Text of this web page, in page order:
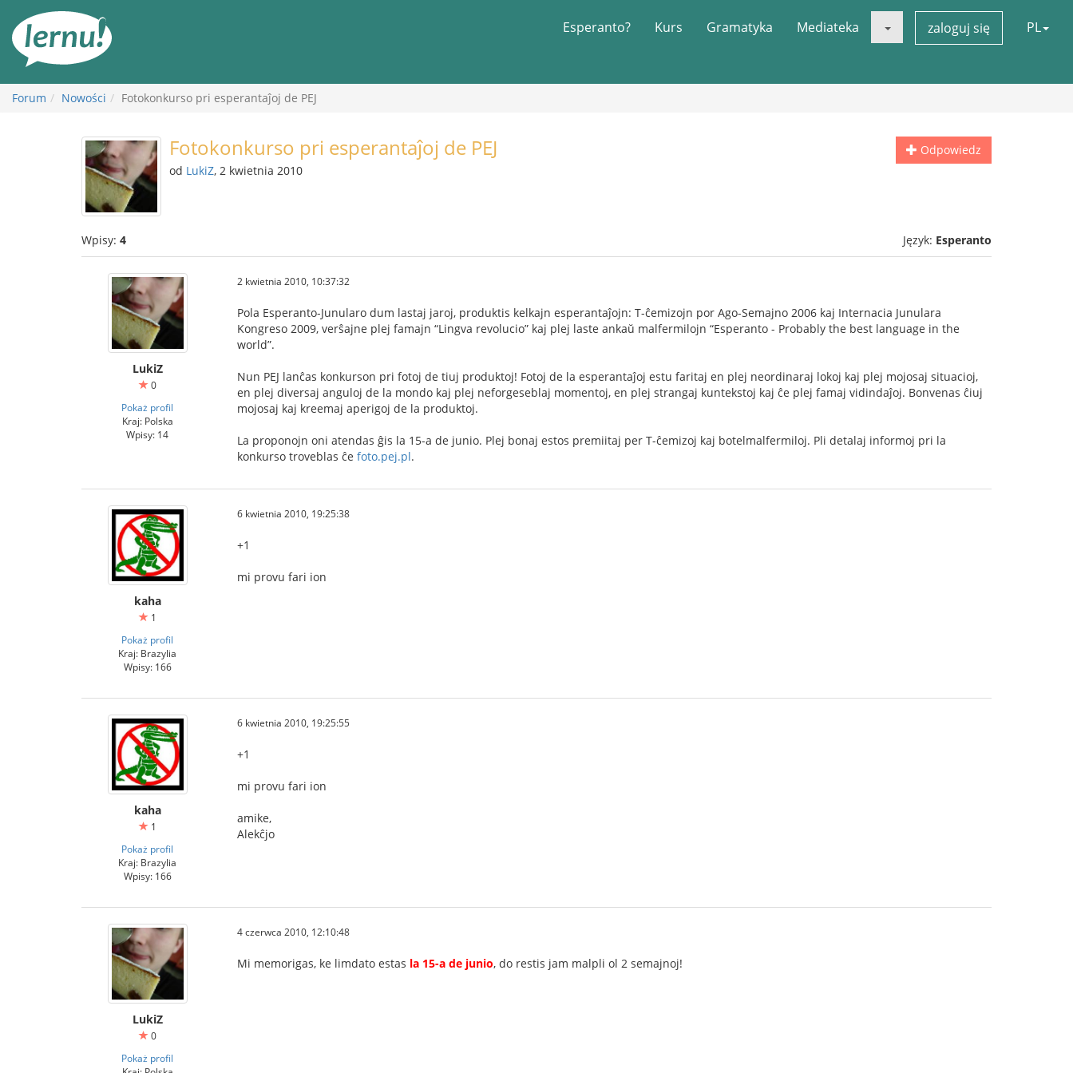
Esperanto? Kurs Gramatyka Mediateka zaloguj się PL
Forum Nowości Fotokonkurso pri esperantaĵoj de PEJ
Odpowiedz
Fotokonkurso pri esperantaĵoj de PEJ
od LukiZ, 2 kwietnia 2010
Wpisy: 4 Język: Esperanto
LukiZ
0
Pokaż profil
Kraj: Polska
Wpisy: 14
2 kwietnia 2010, 10:37:32
Pola Esperanto-Junularo dum lastaj jaroj, produktis kelkajn esperantaĵojn: T-ĉemizojn por Ago-Semajno 2006 kaj Internacia Junulara
Kongreso 2009, verŝajne plej famajn “Lingva revolucio” kaj plej laste ankaŭ malfermilojn “Esperanto - Probably the best language in the
world”.
Nun PEJ lanĉas konkurson pri fotoj de tiuj produktoj! Fotoj de la esperantaĵoj estu faritaj en plej neordinaraj lokoj kaj plej mojosaj situacioj,
en plej diversaj anguloj de la mondo kaj plej neforgeseblaj momentoj, en plej strangaj kuntekstoj kaj ĉe plej famaj vidindaĵoj. Bonvenas ĉiuj
mojosaj kaj kreemaj aperigoj de la produktoj.
La proponojn oni atendas ĝis la 15-a de junio. Plej bonaj estos premiitaj per T-ĉemizoj kaj botelmalfermiloj. Pli detalaj informoj pri la
konkurso troveblas ĉe foto.pej.pl.
kaha
1
Pokaż profil
Kraj: Brazylia
Wpisy: 166
6 kwietnia 2010, 19:25:38
+1
mi provu fari ion
kaha
1
Pokaż profil
Kraj: Brazylia
Wpisy: 166
6 kwietnia 2010, 19:25:55
+1
mi provu fari ion
amike,
Alekĉjo
LukiZ
0
Pokaż profil
4 czerwca 2010, 12:10:48
Mi memorigas, ke limdato estas la 15-a de junio, do restis jam malpli ol 2 semajnoj!